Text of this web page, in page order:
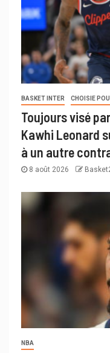
BASKET INTER CHOISIE
Toujours visé
Kawhi Leonard
à un autre
8 août 2026
NBA